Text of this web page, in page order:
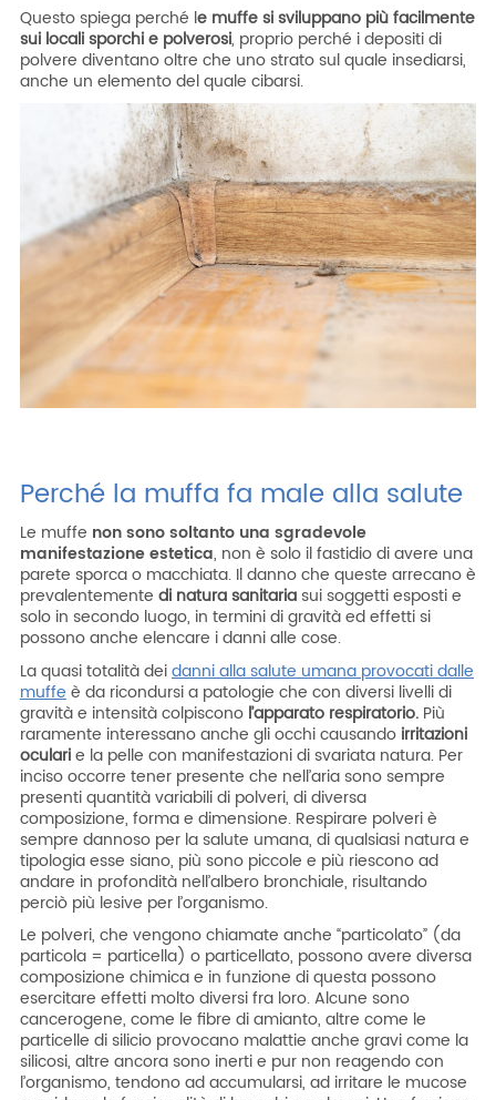
Questo spiega perché le muffe si sviluppano più facilmente
sui locali sporchi e polverosi, proprio perché i depositi di
polvere diventano oltre che uno strato sul quale insediarsi,
anche un elemento del quale cibarsi.
Perché la muffa fa male alla salute
Le muffe non sono soltanto una sgradevole
manifestazione estetica, non è solo il fastidio di avere una
parete sporca o macchiata. Il danno che queste arrecano è
prevalentemente di natura sanitariasui soggetti esposti e
solo in secondo luogo, in termini di gravità ed effetti si
possono anche elencare i danni alle cose.
La quasi totalità deidanni alla salute umana provocati dalle
muffeè da ricondursi a patologie che con diversi livelli di
gravità e intensità colpiscono l’apparato respiratorio.Più
raramente interessano anche gli occhi causando irritazioni
ocularie la pelle con manifestazioni di svariata natura. Per
inciso occorre tener presente che nell’aria sono sempre
presenti quantità variabili di polveri, di diversa
composizione, forma e dimensione. Respirare polveri è
sempre dannoso per la salute umana, di qualsiasi natura e
tipologia esse siano, più sono piccole e più riescono ad
andare in profondità nell’albero bronchiale, risultando
perciò più lesive per l’organismo.
Le polveri, che vengono chiamate anche “particolato” (da
particola = particella) o particellato, possono avere diversa
composizione chimica e in funzione di questa possono
esercitare effetti molto diversi fra loro. Alcune sono
cancerogene, come le fibre di amianto, altre come le
particelle di silicio provocano malattie anche gravi come la
silicosi, altre ancora sono inerti e pur non reagendo con
l’organismo, tendono ad accumularsi, ad irritare le mucose